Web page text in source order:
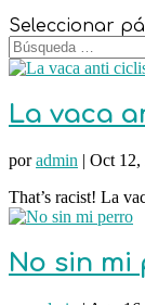
Seleccionar
La vaca
poradmin | Oct 12,
That’s racist! La
No sin mi